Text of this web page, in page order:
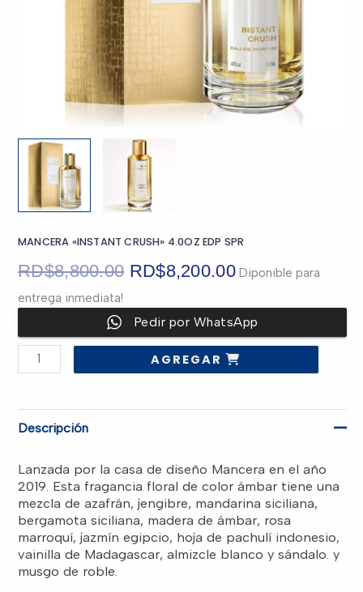
MANCERA «INSTANT CRUSH» 4.0OZ EDP SPR
RD$8,800.00 El
precio
original
era:
RD$8,800.00.
RD$8,200.00El
precio
actual
es:
RD$8,200.00.
Diponible para
entrega inmediata!
Pedir por WhatsApp
MANCERA
"INSTANT
CRUSH"
SPR
AGREGAR
Descripción
Lanzada por la casa de diseño Mancera en el año
2019. Esta fragancia floral de color ámbar tiene una
mezcla de azafrán, jengibre, mandarina siciliana,
bergamota siciliana, madera de ámbar, rosa
marroquí, jazmín egipcio, hoja de pachulí indonesio,
vainilla de Madagascar, almizcle blanco y sándalo. y
musgo de roble.